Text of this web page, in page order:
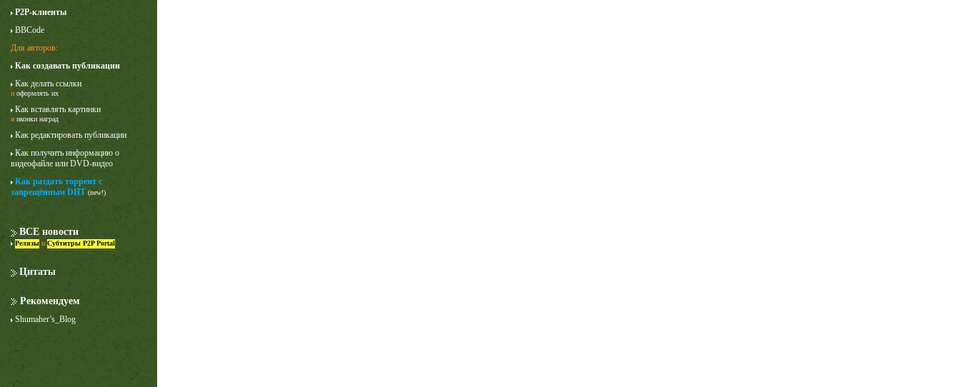
P2P-клиенты
BBCode
Для авторов:
Как создавать публикации
Как делать ссылки
и оформлять их
Как вставлять картинки
и иконки наград
Как редактировать публикации
Как получить информацию о
видеофайле или DVD-видео
Как раздать торрент с
запрещённым DHT (new!)
ВСЕ новости
Релизы и Субтитры P2P Portal
Цитаты
Рекомендуем
Shumaher’s_Blog